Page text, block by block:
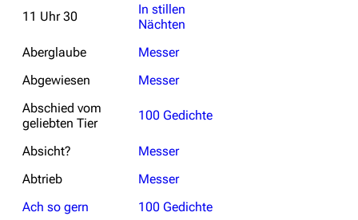
11 Uhr 30
In stillen
Nächten
Aberglaube
Messer
Abgewiesen
Messer
Abschied vom
geliebten Tier
100 Gedichte
Absicht?
Messer
Abtrieb
Messer
Ach so gern
100 Gedichte